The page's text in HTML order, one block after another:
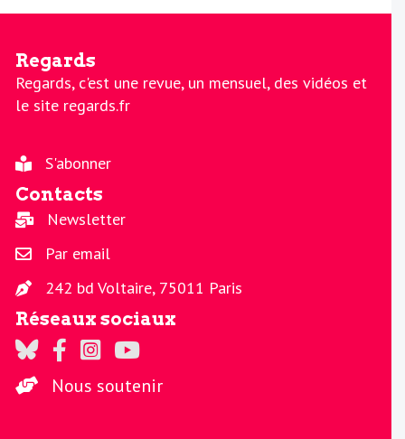
Regards
Regards, c'est une revue, un mensuel, des vidéos et
le site regards.fr
S'abonner
Contacts
Newsletter
Par email
242 bd Voltaire, 75011 Paris
Réseaux sociaux
Regards sur Twitter
Regards sur Facebook
Regards sur Instagram
La chaine Regards sur Youtube
Nous soutenir